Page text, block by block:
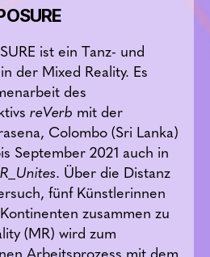
ist ein Tanz- und
der Mixed Reality. Es
des
reVerb mit der
Colombo (Sri Lanka)
September 2021 auch in
. Über die Distanz
fünf Künstlerinnen
zusammen zu
(MR) wird zum